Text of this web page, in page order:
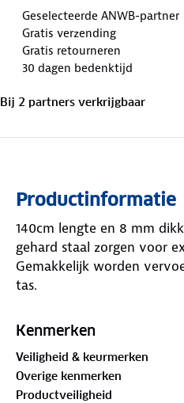
Geselecteerde ANWB-partner
Gratis verzending
Gratis retourneren
30 dagen bedenktijd
Bij 2 partners verkrijgbaar
Productinformatie
140cm lengte en 8 mm
gehard staal zorgen voor
Gemakkelijk worden
tas.
Kenmerken
Veiligheid & keurmerken
Overige kenmerken
Productveiligheid